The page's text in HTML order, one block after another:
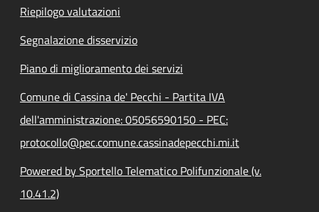
Riepilogo valutazioni
Segnalazione disservizio
Piano di miglioramento dei servizi
Comune di Cassina de' Pecchi - Partita IVA
dell'amministrazione: 05056590150 - PEC:
protocollo@pec.comune.cassinadepecchi.mi.it
Powered by Sportello Telematico Polifunzionale (v.
10.41.2)